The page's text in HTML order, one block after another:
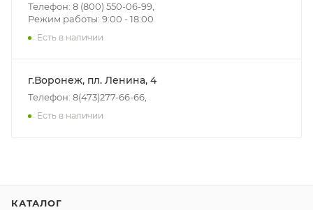
Телефон: 8 (800) 550-06-99,
Режим работы: 9:00 - 18:00
Есть в наличии
г.Воронеж, пл. Ленина, 4
Телефон: 8(473)277-66-66,
Есть в наличии
КАТАЛОГ